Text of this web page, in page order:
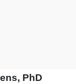
PhD